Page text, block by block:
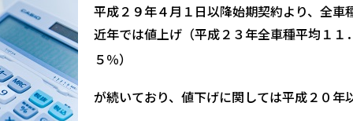
平成２９年４月１日以降始期契約より、全
近年では値上げ（平成２３年全車種平均１
５％）
が続いており、値下げに関しては平成２０年